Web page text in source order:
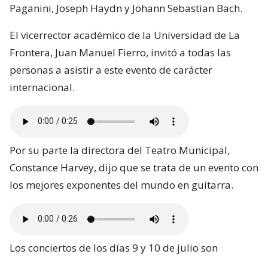
Paganini, Joseph Haydn y Johann Sebastian Bach.
El vicerrector académico de la Universidad de La
Frontera, Juan Manuel Fierro, invitó a todas las
personas a asistir a este evento de carácter
internacional.
Por su parte la directora del Teatro Municipal,
Constance Harvey, dijo que se trata de un evento con
los mejores exponentes del mundo en guitarra.
Los conciertos de los días 9 y 10 de julio son